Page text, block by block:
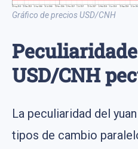
Gráfico de precios USD/CNH
USD/CNH
La peculiaridad del
tipos de cambio